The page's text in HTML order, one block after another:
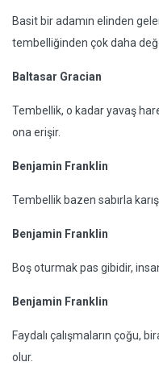
Basit bir adamın elinden
tembelliğinden çok daha
Baltasar Gracian
Tembellik, o kadar yavaş
ona erişir.
Benjamin Franklin
Tembellik bazen sabırla
Benjamin Franklin
Boş oturmak pas gibidir,
Benjamin Franklin
Faydalı çalışmaların çoğu,
olur.